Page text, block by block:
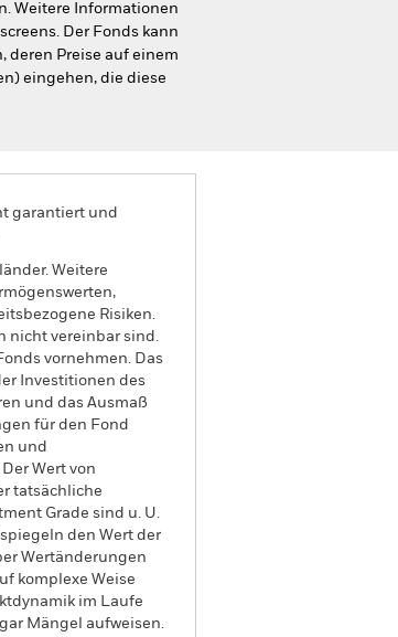
Weitere Informationen
Der Fonds kann
deren Preise auf einem
eingehen, die diese
garantiert und
Weitere
Risiken.
nicht vereinbar sind.
vornehmen. Das
Investitionen des
und das Ausmaß
für den Fond
und
Wert von
tatsächliche
Grade sind u. U.
den Wert der
Wertänderungen
komplexe Weise
im Laufe
Mängel aufweisen.